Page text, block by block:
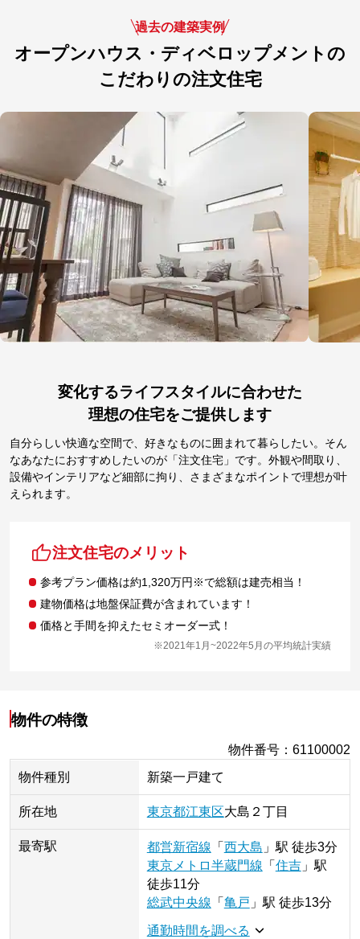
過去の建築実例
オープンハウス・ディベロップメントの
こだわりの注文住宅
変化するライフスタイルに合わせた
理想の住宅をご提供します
自分らしい快適な空間で、好きなものに囲まれて暮らしたい。そん
なあなたにおすすめしたいのが「注文住宅」です。外観や間取り、
設備やインテリアなど細部に拘り、さまざまなポイントで理想が叶
えられます。
注文住宅のメリット
参考プラン価格は約1,320万円※で総額は建売相当！
建物価格は地盤保証費が含まれています！
価格と手間を抑えたセミオーダー式！
※2021年1月~2022年5月の平均統計実績
物件の特徴
物件番号 ：61100002
物件種別
新築一戸建て
所在地 東京都江東区大島 ２丁目
最寄駅 都営新宿線 「 西大島 」 駅 徒歩3分
東京メトロ半蔵門線 「 住吉」 駅
徒歩11分
総武中央線 「 亀戸 」 駅 徒歩13分
通勤時間を調べる